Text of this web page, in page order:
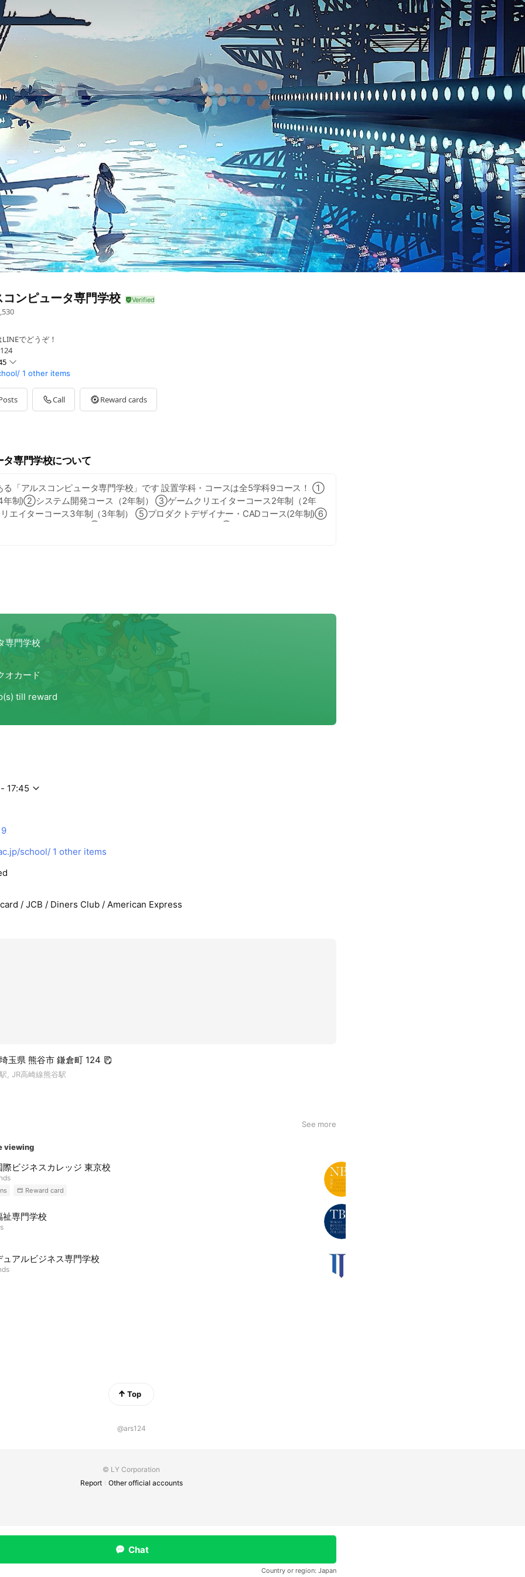
コンピュータ専門学校
でどうぞ！
1 other items
Call Reward cards
専門学校について
る「アルスコンピュータ専門学校」です 設置学科・コースは全5学科9コース！ ①
年制)②システム開発コース（2年制） ③ゲームクリエイターコース2年制（2年
エイターコース3年制（3年制） ⑤プロダクトデザイナー・CADコース(2年制)⑥
17:45
school/ 1 other items
/ JCB / Diners Club / American Express
玉県 熊谷市 鎌倉町 124
, JR高崎線熊谷駅
See more
viewing
際ビジネスカレッジ 東京校
Reward card
祉専門学校
ュアルビジネス専門学校
Top
@ars124
© LY Corporation
Report
Other official accounts
Chat
Country or region: Japan